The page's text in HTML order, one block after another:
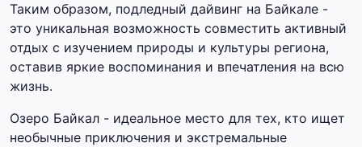
Таким образом, подледный дайвинг на Байкале -
это уникальная возможность совместить активный
отдых с изучением природы и культуры региона,
оставив яркие воспоминания и впечатления на всю
жизнь.
Озеро Байкал - идеальное место для тех, кто ищет
необычные приключения и экстремальные